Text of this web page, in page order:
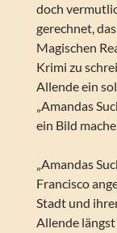
doch
gerechnet,
Magischen
Krimi zu
Allende ein
„Amandas
ein Bild
„Amandas
Francisco
Stadt und
Allende